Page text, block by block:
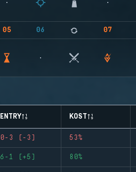
05 06 07
ENTRY KOST
0-3 (-3) 53%
6-1 (+5) 80%